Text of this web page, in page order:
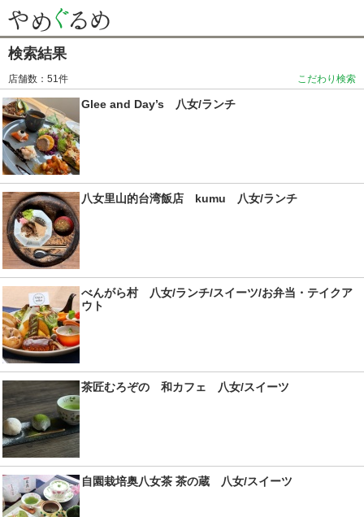
検索結果
店舗数：51件 こだわり検索
Glee and Day’s 八女/ランチ
八女里山的台湾飯店 kumu 八女/ランチ
べんがら村 八女/ランチ/スイーツ/お弁当・テイクア
ウト
茶匠むろぞの 和カフェ 八女/スイーツ
自園栽培奥八女茶 茶の蔵 八女/スイーツ